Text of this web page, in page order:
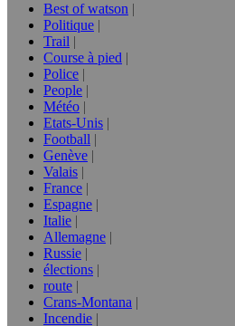
Best of watson
Politique
Trail
Course à pied
Police
People
Météo
Etats-Unis
Football
Genève
Valais
France
Espagne
Italie
Allemagne
Russie
élections
route
Crans-Montana
Incendie